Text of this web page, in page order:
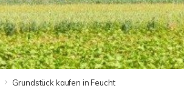
Grundstück kaufen in Feucht